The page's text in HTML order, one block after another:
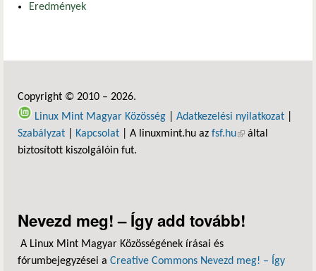
Eredmények
Copyright © 2010 – 2026.
Linux Mint Magyar Közösség
Adatkezelési nyilatkozat
Szabályzat
Kapcsolat | A linuxmint.hu az fsf.hu(külső hivatkozás)
által
biztosított kiszolgálóin fut.
Nevezd meg! – Így add tovább!
A Linux Mint Magyar Közösségének írásai és
fórumbejegyzései a Creative Commons Nevezd meg! – Így